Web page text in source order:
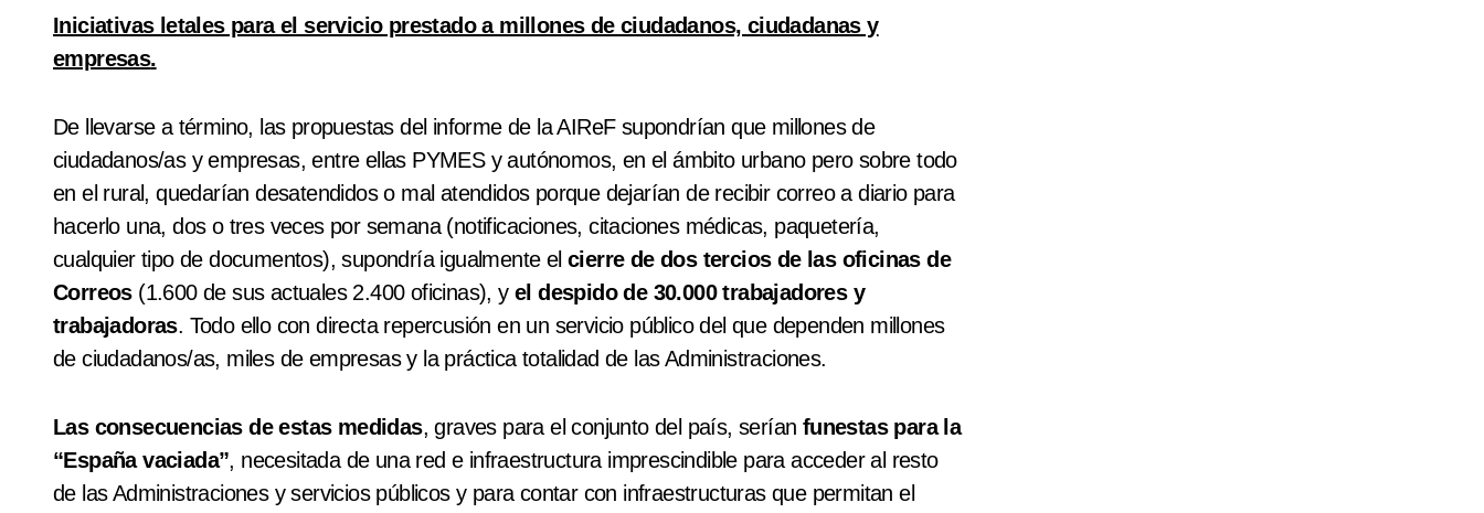
Iniciativas letales para el servicio prestado a millones de ciudadanos, ciudadanas y
empresas.
De llevarse a término, las propuestas del informe de la AIReF supondrían que millones de
ciudadanos/as y empresas, entre ellas PYMES y autónomos, en el ámbito urbano pero sobre todo
en el rural, quedarían desatendidos o mal atendidos porque dejarían de recibir correo a diario para
hacerlo una, dos o tres veces por semana (notificaciones, citaciones médicas, paquetería,
cualquier tipo de documentos), supondría igualmente el cierre de dos tercios de las oficinas de
Correos(1.600 de sus actuales 2.400 oficinas), yel despido de 30.000 trabajadores y
trabajadoras. Todo ello con directa repercusión en un servicio público del que dependen millones
de ciudadanos/as, miles de empresas y la práctica totalidad de las Administraciones.
Las consecuencias de estas medidas, graves para el conjunto del país, serían funestas para la
“España vaciada”, necesitada de una red e infraestructura imprescindible para acceder al resto
de las Administraciones y servicios públicos y para contar con infraestructuras que permitan el